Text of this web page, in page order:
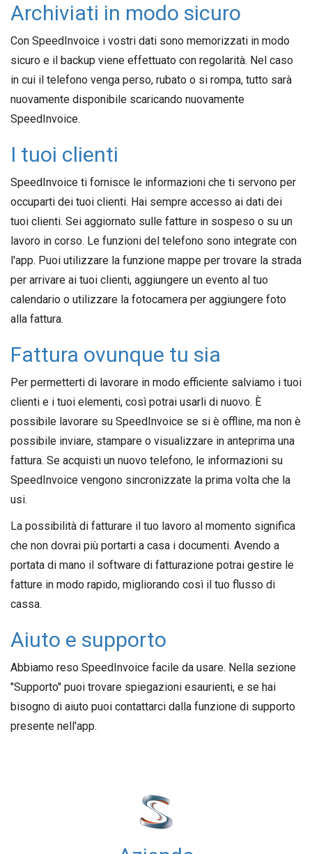
Archiviati in modo sicuro
Con SpeedInvoice i vostri dati sono memorizzati in modo
sicuro e il backup viene effettuato con regolarità. Nel caso
in cui il telefono venga perso, rubato o si rompa, tutto sarà
nuovamente disponibile scaricando nuovamente
SpeedInvoice.
I tuoi clienti
SpeedInvoice ti fornisce le informazioni che ti servono per
occuparti dei tuoi clienti. Hai sempre accesso ai dati dei
tuoi clienti. Sei aggiornato sulle fatture in sospeso o su un
lavoro in corso. Le funzioni del telefono sono integrate con
l'app. Puoi utilizzare la funzione mappe per trovare la strada
per arrivare ai tuoi clienti, aggiungere un evento al tuo
calendario o utilizzare la fotocamera per aggiungere foto
alla fattura.
Fattura ovunque tu sia
Per permetterti di lavorare in modo efficiente salviamo i tuoi
clienti e i tuoi elementi, così potrai usarli di nuovo. È
possibile lavorare su SpeedInvoice se si è offline, ma non è
possibile inviare, stampare o visualizzare in anteprima una
fattura. Se acquisti un nuovo telefono, le informazioni su
SpeedInvoice vengono sincronizzate la prima volta che la
usi.
La possibilità di fatturare il tuo lavoro al momento significa
che non dovrai più portarti a casa i documenti. Avendo a
portata di mano il software di fatturazione potrai gestire le
fatture in modo rapido, migliorando così il tuo flusso di
cassa.
Aiuto e supporto
Abbiamo reso SpeedInvoice facile da usare. Nella sezione
"Supporto" puoi trovare spiegazioni esaurienti, e se hai
bisogno di aiuto puoi contattarci dalla funzione di supporto
presente nell'app.